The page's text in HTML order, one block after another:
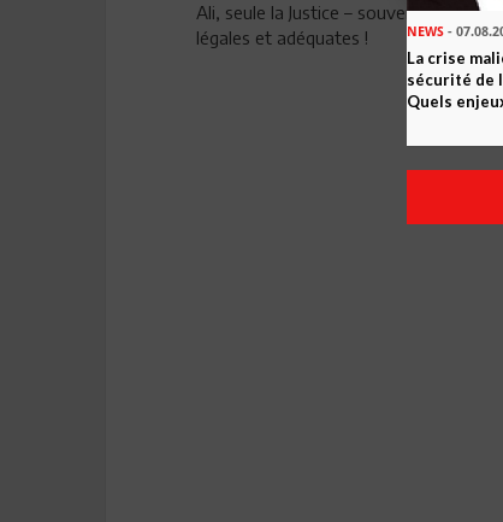
Ali, seule la Justice – souveraine et
légales et adéquates !
NEWS -
La crise
sécurité de
Quels